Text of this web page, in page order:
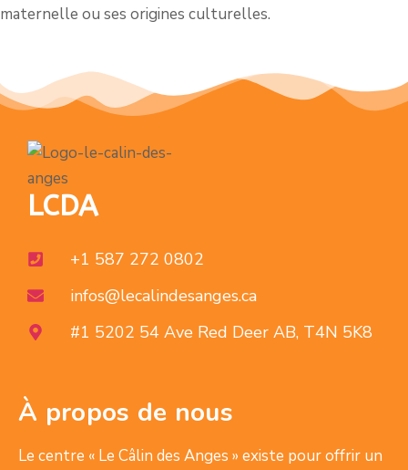
maternelle ou ses origines culturelles.
LCDA
+1 587 272 0802
infos@lecalindesanges.ca
#1 5202 54 Ave Red Deer AB, T4N 5K8
À propos de nous
Le centre « Le Câlin des Anges » existe pour offrir un